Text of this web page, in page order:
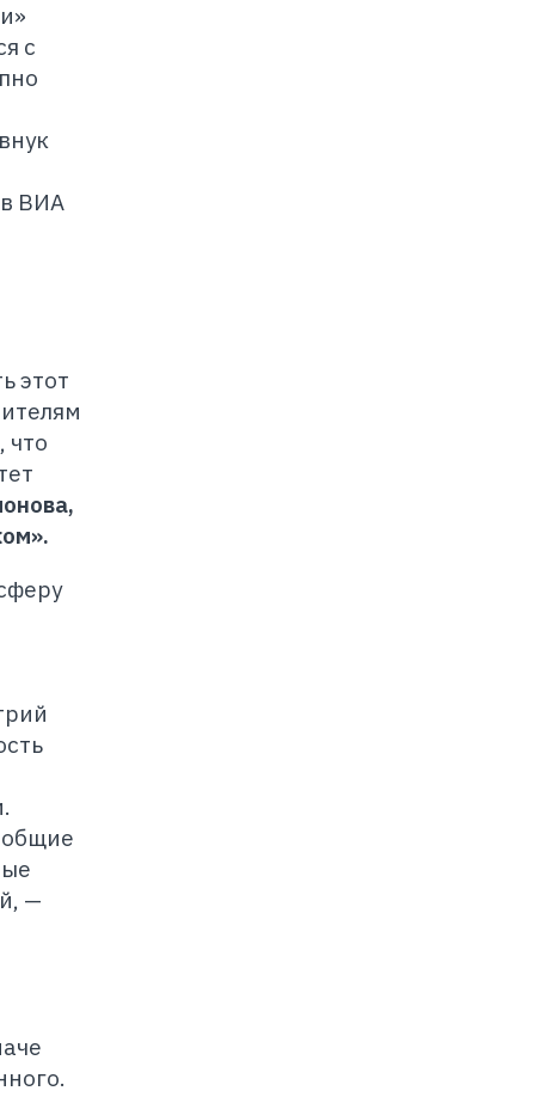
с
ВИА
этот
что
—